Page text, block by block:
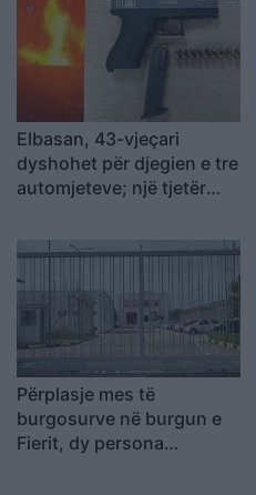
Elbasan, 43-vjeçari
dyshohet për djegien e tre
automjeteve; një tjetër
kokainë
Përplasje mes të
burgosurve në burgun e
Fierit, dy persona